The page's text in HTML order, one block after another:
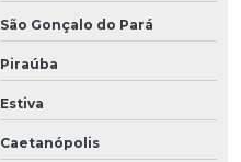
São Gonçalo do Pará
Piraúba
Estiva
Caetanópolis